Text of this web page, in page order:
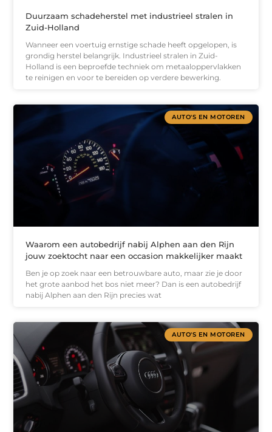
Duurzaam schadeherstel met industrieel stralen in
Zuid-Holland
Wanneer een voertuig ernstige schade heeft opgelopen, is
grondig herstel belangrijk. Industrieel stralen in Zuid-
Holland is een beproefde techniek om metaaloppervlakken
te reinigen en voor te bereiden op verdere bewerking.
AUTO'S EN MOTOREN
Waarom een autobedrijf nabij Alphen aan den Rijn
jouw zoektocht naar een occasion makkelijker maakt
Ben je op zoek naar een betrouwbare auto, maar zie je door
het grote aanbod het bos niet meer? Dan is een autobedrijf
nabij Alphen aan den Rijn precies wat
AUTO'S EN MOTOREN